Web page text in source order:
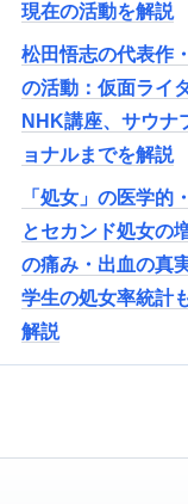
現在の活動を解説
松田悟志の代表作
の活動：仮面ライ
NHK講座、サウナ
ョナルまでを解説
「処女」の医学的
とセカンド処女の
の痛み・出血の真
学生の処女率統計
解説